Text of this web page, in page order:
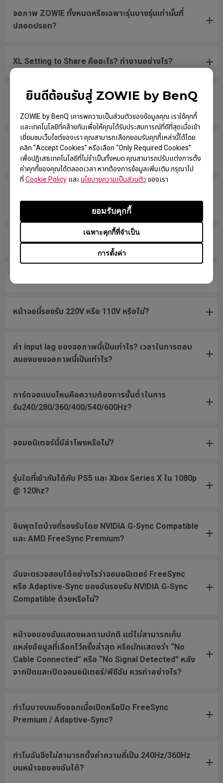
ยินดีต้อนรับสู่ ZOWIE by BenQ
ZOWIE by BenQ เคารพความเป็นส่วนตัวของข้อมูลคุณ เราใช้คุกกี้
และเทคโนโลยีที่คล้ายกันเพื่อให้คุณได้รับประสบการณ์ที่ดีที่สุดเมื่อเข้า
เยี่ยมชมเว็บไซต์ของเรา คุณสามารถเลือกยอมรับคุกกี้เหล่านี้ได้โดย
คลิก “Accept Cookies” หรือเลือก “Only Required Cookies”
เพื่อปฏิเสธเทคโนโลยีที่ไม่จำเป็นทั้งหมด คุณสามารถปรับแต่งการตั้ง
ค่าคุกกี้ของคุณได้ตลอดเวลา หากต้องการข้อมูลเพิ่มเติม กรุณาไป
ที่ Cookie Policy และนโยบายความเป็นส่วนตัว ของเรา
การตั้งค่า
เฉพาะคุกกี้ที่จำเป็น
ยอมรับคุกกี้
จอภาพ ZOWIE ทั้งหมดหรือเฉพาะรุ่นบางรุ่นเท่านั้นที่
ปลอดปรอท?
XL Setting to Share คืออะไร? ทำงานอย่างไร?
รุ่นใดบ้างที่เข้ากันได้กับ PS5 และ Xbox Series X/S
จอภาพของฉันรองรับ NVIDIA G-Sync Compatible
หรือไม่
ไม่? ฉันจะตั้งค่านี้ได้อย่างไร?
ฉันจะใช้งาน VESA มาตรฐานกับหน้าจอนี้อย่างไร?
หน้าจอนี้รองรับ 220V หรือ 110V หรือไม่?
ค่า input lag ของจอภาพนี้เป็นเท่าไร? เวลาในการตอบ
สนองของจอภาพนี้เป็นเท่าไร?
การ์ดจอแบบไหนคือความต้องการขั้นต่ำในการ
รัน240/280/360/400/540/600Hz?
จอมอนิเตอร์นี้มีลำโพงหรือไม่?
รุ่นใดที่เข้ากันได้กับ PS5 และ Xbox Series X ใน 1080p
@ 120hz?
อินพุตใดบ้างที่รองรับโดย NVIDIA G-Sync Compatible
และ AMD FreeSync Premium?
ฉันจะตรวจสอบได้อย่างไรว่าจอมอนิเตอร์ FreeSync
หรือ Adaptive-Sync ของฉันรองรับ NVIDIA G-Sync
Compatible ด้วยหรือไม่?
หน้าจอของฉันแสดงผลตามปกติ แต่ไม่สามารถเก็บ
แหล่งข้อมูลที่เลือกไว้ครั้งล่าสุด หรือมักแสดงว่า “No
Cable Connected” หรือ “No Signal Detected” หลัง
จากปิดและเปิดจอมอนิเตอร์/พีซีฉัน ควรทำอย่างไร?
ทำไมบางเกมถึงออกเมื่อเปิดหรือปิด FreeSync
Premium / Adaptive-Sync?
ทำไมฉันจึงไม่สามารถตั้งค่าความถี่เป็น 240Hz/360Hz
บนหน้าจอของฉันได้?